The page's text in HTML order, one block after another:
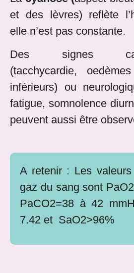
et des lèvres) reflète
elle n’est pas constante.
Des signes
(tacchycardie,
inférieurs) ou
fatigue, somnolence
peuvent aussi être
A retenir : Les
gaz du sang sont
PaCO2=38 à 42
7.42 et SaO2>96%